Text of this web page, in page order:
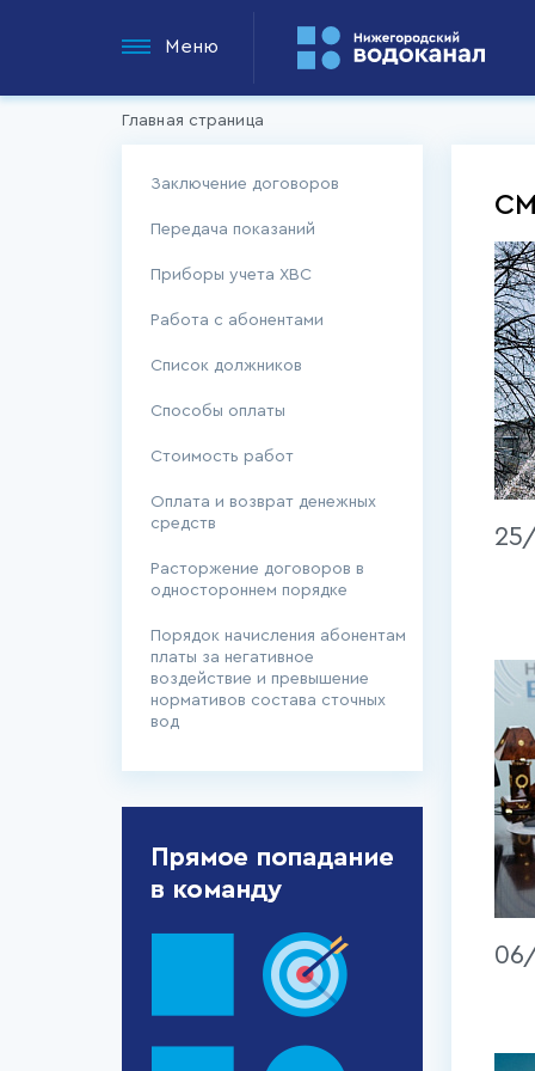
Меню
Главная страница
Заключение договоров
Передача показаний
Приборы учета ХВС
Работа с абонентами
Список должников
Способы оплаты
Стоимость работ
Оплата и возврат денежных
средств
Расторжение договоров в
одностороннем порядке
Порядок начисления абонентам
платы за негативное
воздействие и превышение
нормативов состава сточных
вод